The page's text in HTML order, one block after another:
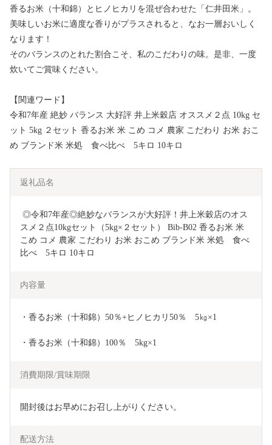
香るお米（十和錦）とヒノヒカリを混ぜ合わせた「仁井田米」。
美味しいお米に適度な香りがプラスされると、なお一層おいしく
なります！
そのバランスのとれた割合こそ、私のこだわりの味。是非、一度
炊いてご賞味ください。
【関連ワード】
令和7年産 絶妙 バランス 大好評 井上米穀店 オススメ２点 10kg セ
ット 5kg ２セット 香るお米 米 こめ コメ 農家 こだわり お米 おこ
め ブランド米 米処 食べ比べ 5キロ 10キロ
返礼品名
スメ２点10kgセット（5kg×２セット） Bib-B02 香るお米 米
こめ コメ 農家 こだわり お米 おこめ ブランド米 米処　食べ
比べ　5キロ 10キロ
内容量
・香るお米（十和錦）50％+ヒノヒカリ50％　5㎏×1
・香るお米（十和錦）100％　5kg×1
消費期限/賞味期限
開封後はお早めにお召し上がりください。
配送方法